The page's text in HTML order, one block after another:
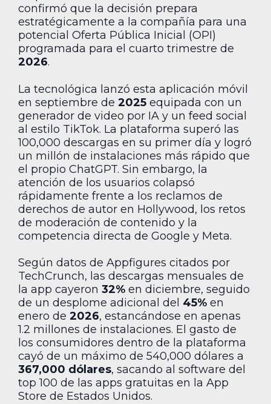
confirmó que la decisión prepara
estratégicamente a la compañía para una
potencial Oferta Pública Inicial (OPI)
programada para el cuarto trimestre de
2026.
La tecnológica lanzó esta aplicación móvil
en septiembre de 2025 equipada con un
generador de video por IA y un feed social
al estilo TikTok. La plataforma superó las
100,000 descargas en su primer día y logró
un millón de instalaciones más rápido que
el propio ChatGPT. Sin embargo, la
atención de los usuarios colapsó
rápidamente frente a los reclamos de
derechos de autor en Hollywood, los retos
de moderación de contenido y la
competencia directa de Google y Meta.
Según datos de Appfigures citados por
TechCrunch, las descargas mensuales de
la app cayeron 32% en diciembre, seguido
de un desplome adicional del 45% en
enero de 2026, estancándose en apenas
1.2 millones de instalaciones. El gasto de
los consumidores dentro de la plataforma
cayó de un máximo de 540,000 dólares a
367,000 dólares, sacando al software del
top 100 de las apps gratuitas en la App
Store de Estados Unidos.